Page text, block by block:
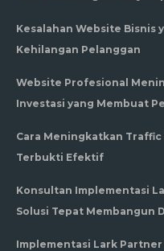
Kesalahan Website Bisnis
Kehilangan Pelanggan
Website Profesional
Investasi yang Membuat
Cara Meningkatkan
Terbukti Efektif
Konsultan Implementasi
Solusi Tepat Membangun
Implementasi Lark